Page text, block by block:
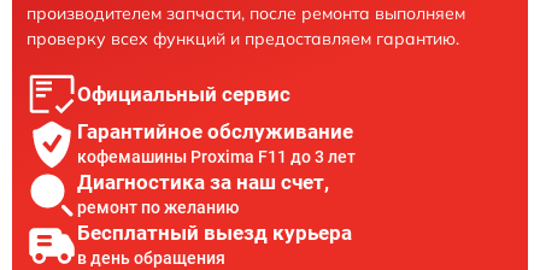
производителем запчасти, после ремонта выполняем
проверку всех функций и предоставляем гарантию.
Официальный сервис
Гарантийное обслуживание
кофемашины Proxima F11 до 3 лет
Диагностика за наш счет,
ремонт по желанию
Бесплатный выезд курьера
в день обращения